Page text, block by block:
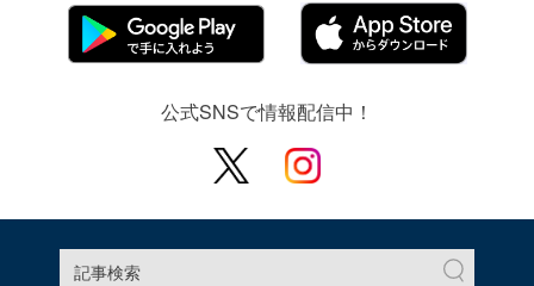
公式SNSで情報配信中！
記事検索